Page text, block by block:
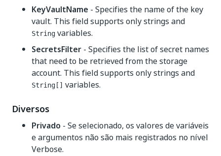
KeyVaultName - Specifies the name of the key
vault. This field supports only strings and
String variables.
SecretsFilter - Specifies the list of secret names
that need to be retrieved from the storage
account. This field supports only strings and
String[] variables.
Diversos
Privado - Se selecionado, os valores de variáveis
e argumentos não são mais registrados no nível
Verbose.